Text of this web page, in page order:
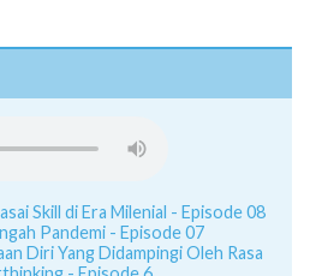
Skill di Era Milenial - Episode 08
Pandemi - Episode 07
Diri Yang Didampingi Oleh Rasa